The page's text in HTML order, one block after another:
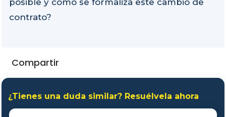
posible y cómo se formaliza este cambio de
contrato?
Compartir
¿Tienes una duda similar? Resuélvela ahora